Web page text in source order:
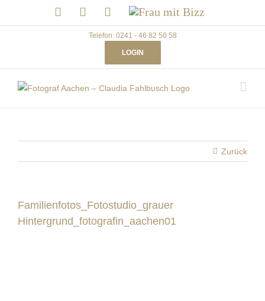
LinkedInFacebookInstagram
Frau
mit
Bizz
Telefon: 0241 - 46 82 50 58
LOGIN
Zurück
Familienfotos_Fotostudio_grauer
Hintergrund_fotografin_aachen01